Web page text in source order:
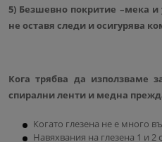
5) Безшевно покритие –мека и
не оставя следи и осигурява
Кога трябва да използваме
спирални ленти и медна
Когато глезена не е много
Навяхвания на глезена 1 и 2